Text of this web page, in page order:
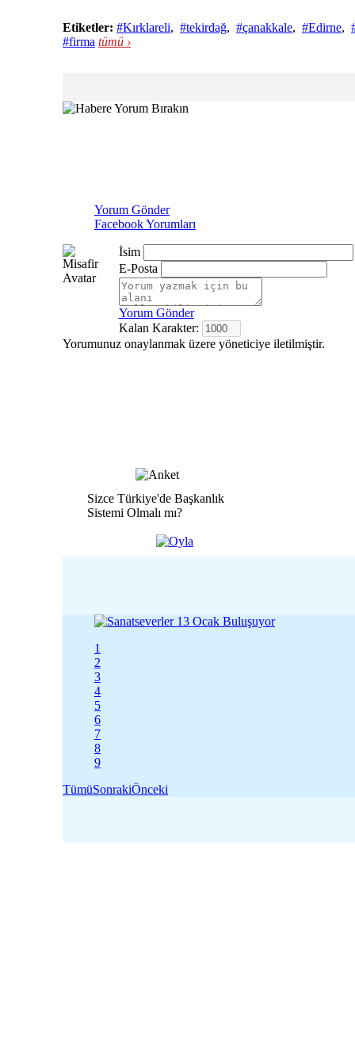
Etiketler: #Kırklareli, #tekirdağ, #çanakkale, #Edirne,
#firma tümü ›
Yorum Gönder
Facebook Yorumları
İsim
E-Posta
Yorum Gönder
Kalan Karakter:
Yorumunuz onaylanmak üzere yöneticiye iletilmiştir.
Sizce Türkiye'de Başkanlık
Sistemi Olmalı mı?
1
2
3
4
5
6
7
8
9
TümüSonrakiÖnceki